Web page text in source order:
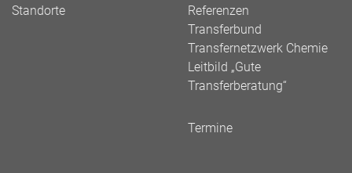
Standorte
Referenzen
Transferbund
Transfernetzwerk Chemie
Leitbild „Gute
Transferberatung“
Termine